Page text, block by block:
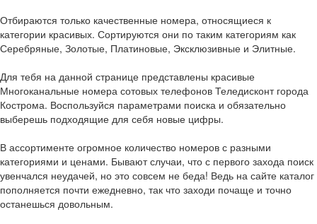
Отбираются только качественные номера, относящиеся к
категории красивых. Сортируются они по таким категориям как
Серебряные, Золотые, Платиновые, Эксклюзивные и Элитные.
Для тебя на данной странице представлены красивые
Многоканальные номера сотовых телефонов Теледисконт города
Кострома. Воспользуйся параметрами поиска и обязательно
выберешь подходящие для себя новые цифры.
В ассортименте огромное количество номеров с разными
категориями и ценами. Бывают случаи, что с первого захода поиск
увенчался неудачей, но это совсем не беда! Ведь на сайте каталог
пополняется почти ежедневно, так что заходи почаще и точно
останешься довольным.